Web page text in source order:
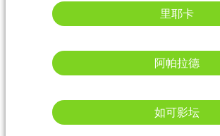
里耶卡
阿帕拉德
如可影坛